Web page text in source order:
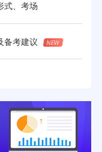
式、考场
备考建议